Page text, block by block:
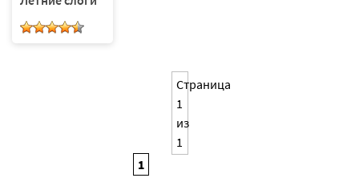
Страница
1
из
1
1